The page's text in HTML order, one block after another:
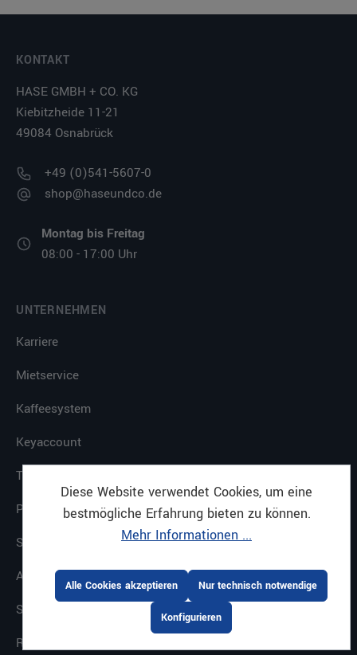
KONTAKT
HASE GMBH + CO. KG
Kiebitzheide 11-21
49084 Osnabrück
+49 (0)541-5607-0
shop@haseundco.de
Montag bis Freitag
08:00 - 17:00 Uhr
UNTERNEHMEN
Karriere
Mietservice
Kaffeesystem
Keyaccount
Technischer Service
Planung Design
Seminare
Ausbildung
Standorte
Referenzen
Diese Website verwendet Cookies, um eine
bestmögliche Erfahrung bieten zu können.
Mehr Informationen ...
Nur technisch notwendige
Konfigurieren
Alle Cookies akzeptieren